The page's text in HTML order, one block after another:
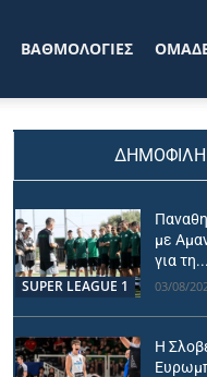
ΒΑΘΜΟΛΟΓΙΕΣ
SUPER LEAGUE 1
με
για τη...
03/08/
Η